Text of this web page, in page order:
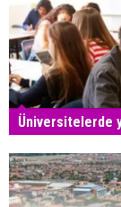
Üniversitelerde